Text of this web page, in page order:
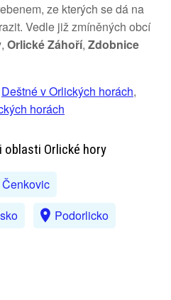
ze kterých se dá na
Vedle již zmíněných obcí
, Orlické Záhoří, Zdobnice
Deštné v Orlických horách,
horách
Orlické hory
Podorlicko